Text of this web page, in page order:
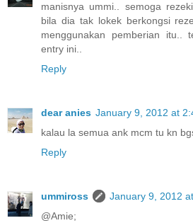
manisnya ummi.. semoga
bila dia tak lokek berkongsi
menggunakan pemberian itu..
entry ini..
Reply
dear anies January 9, 2012 at
kalau la semua ank mcm tu kn
Reply
ummiross
January 9, 2012
@Amie;